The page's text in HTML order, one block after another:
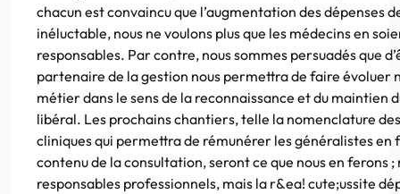
chacun est convaincu que l’augmentation des dépenses
inéluctable, nous ne voulons plus que les médecins en
responsables. Par contre, nous sommes persuadés que
partenaire de la gestion nous permettra de faire évoluer
métier dans le sens de la reconnaissance et du maintien
libéral. Les prochains chantiers, telle la nomenclature
cliniques qui permettra de rémunérer les généralistes en
contenu de la consultation, seront ce que nous en ferons ;
responsables professionnels, mais la r&ea! cute;ussite